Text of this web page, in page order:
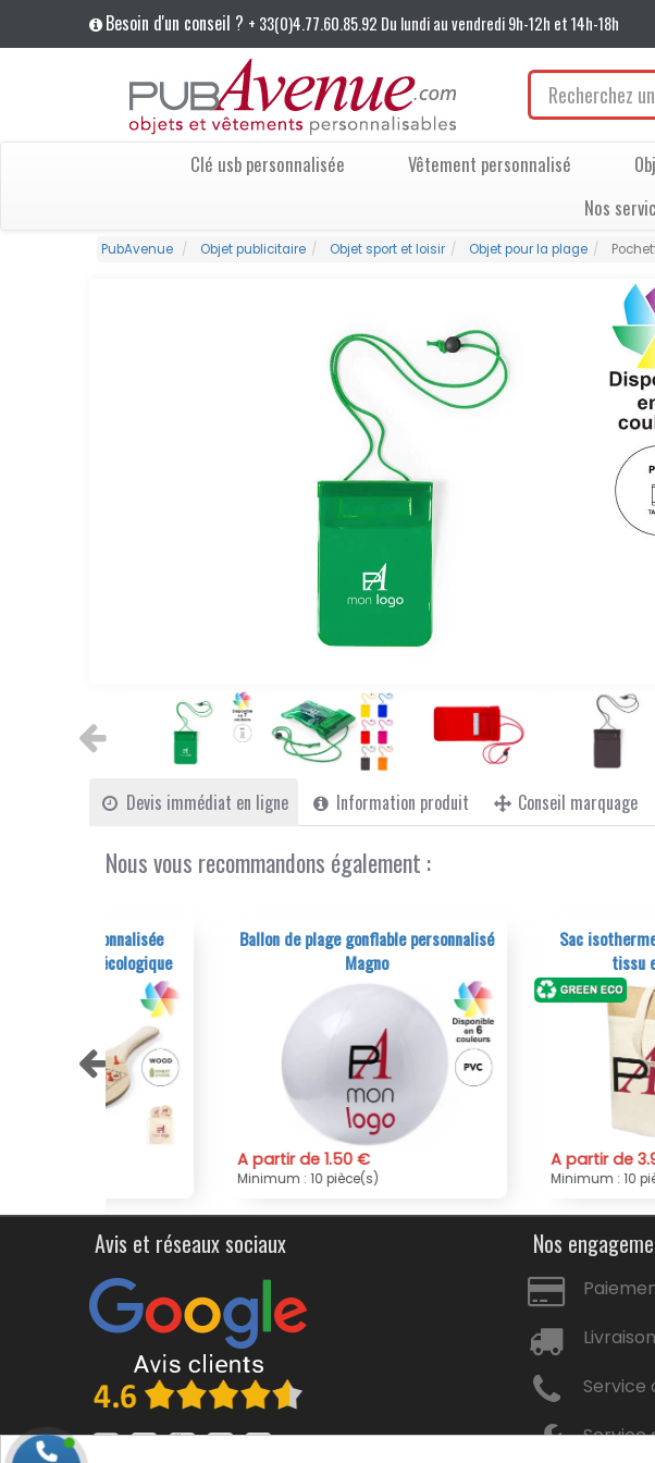
Besoin d'un conseil ? + 33(0)4.77.60.85.92 Du lundi au vendredi 9h-12h et 14h-18h
Clé usb personnalisée Vêtement personnalisé
Nos
PubAvenue Objet publicitaire Objet sport et loisir Objet pour la plage
Devis immédiat en ligne Information produit Conseil marquage
Nous vous recommandons également :
Ballon de plage gonflable personnalisé
A partir de 1.50 €
Minimum : 10 pièce(s)
Sac isotherme personnalisé
tissu et toile de jute
A partir de 3.98 €
Minimum : 10 pièce(s)
Avis et réseaux sociaux Nos
Service